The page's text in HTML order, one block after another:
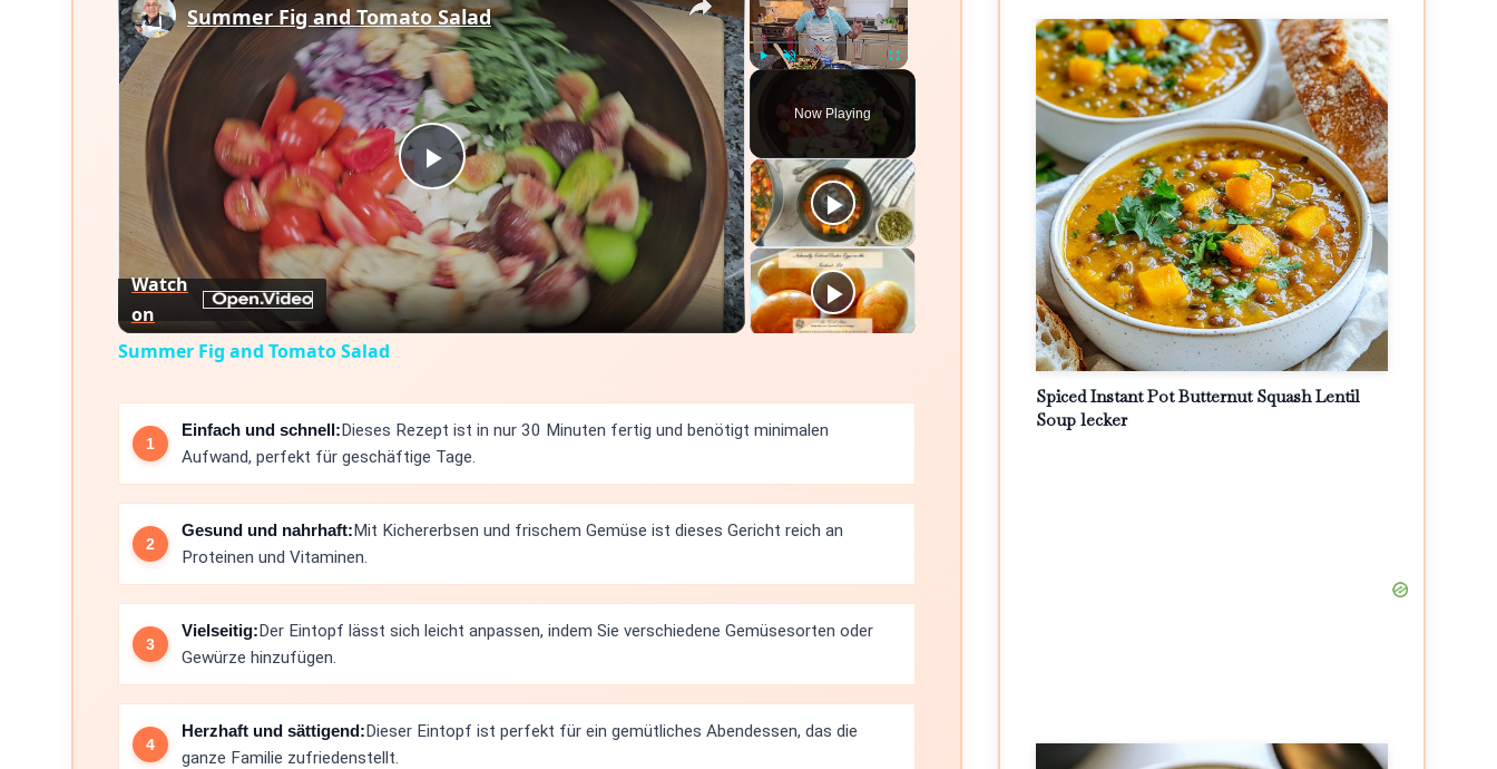
Fullscreen
Now Playing
Play
Video
Summer Fig and Tomato Salad
Watch
on
Summer Fig and Tomato Salad
Einfach und schnell:Dieses Rezept ist in nur 30 Minuten fertig und benötigt minimalen
Aufwand, perfekt für geschäftige Tage.
Gesund und nahrhaft:Mit Kichererbsen und frischem Gemüse ist dieses Gericht reich an
Proteinen und Vitaminen.
Vielseitig:Der Eintopf lässt sich leicht anpassen, indem Sie verschiedene Gemüsesorten oder
Gewürze hinzufügen.
Herzhaft und sättigend:Dieser Eintopf ist perfekt für ein gemütliches Abendessen, das die
ganze Familie zufriedenstellt.
Spiced Instant Pot Butternut Squash Lentil
Soup lecker